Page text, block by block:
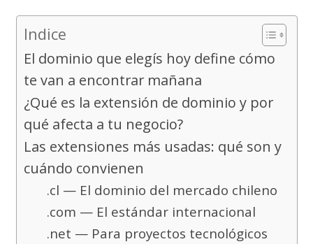
Indice
El dominio que elegís hoy define cómo
te van a encontrar mañana
¿Qué es la extensión de dominio y por
qué afecta a tu negocio?
Las extensiones más usadas: qué son y
cuándo convienen
.cl — El dominio del mercado chileno
.com — El estándar internacional
.net — Para proyectos tecnológicos